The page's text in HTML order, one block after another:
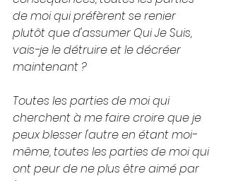
de moi qui préfèrent se renier
plutôt que d'assumer Qui Je Suis,
vais-je le détruire et le décréer
maintenant ?
Toutes les parties de moi qui
cherchent à me faire croire que je
peux blesser l'autre en étant moi-
même, toutes les parties de moi qui
ont peur de ne plus être aimé par